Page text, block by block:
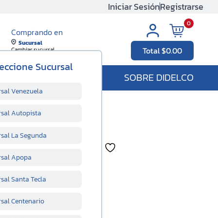
Iniciar SesiónRegistrarse
Comprando en
Sucursal
Cambiar sucursal
Sucursal
Venezuela
Autopista
La Segunda
Apopa
Santa Tecla
Centenario
0
Total$0.00
SOBRE DIDELCO
5 PULG